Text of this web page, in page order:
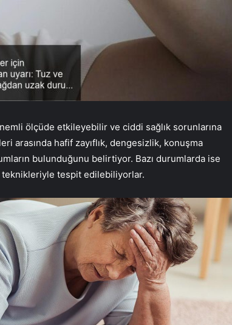
ölçüde etkileyebilir ve ciddi sağlık sorunlarına
arasında hafif zayıflık, dengesizlik, konuşma
bulunduğunu belirtiyor. Bazı durumlarda ise
tespit edilebiliyorlar.